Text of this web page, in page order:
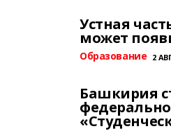
Устная
может
Образование 2
Башкирия